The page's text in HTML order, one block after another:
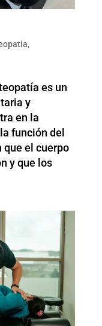
,
es un
y
en la
función del
que el cuerpo
y que los